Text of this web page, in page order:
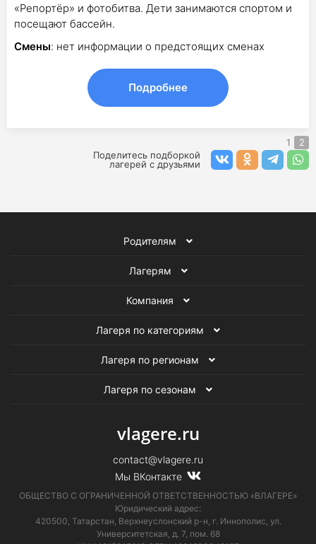
«Репортёр» и фотобитва. Дети занимаются спортом и
посещают бассейн.
Смены: нет информации о предстоящих сменах
Подробнее
1
2
Поделитесь подборкой
лагерей с друзьями
Родителям
Лагерям
Компания
Лагеря по категориям
Лагеря по регионам
Лагеря по сезонам
vlagere.ru
contact@vlagere.ru
Мы ВКонтакте
ОБЩЕСТВО С ОГРАНИЧЕННОЙ ОТВЕТСТВЕННОСТЬЮ «ВЛАГЕРЕ»
Юридический адрес:
420500, Татарстан, Верхнеуслонский р-н, г. Иннополис, ул.
Университетская, д. 7, пом. 68